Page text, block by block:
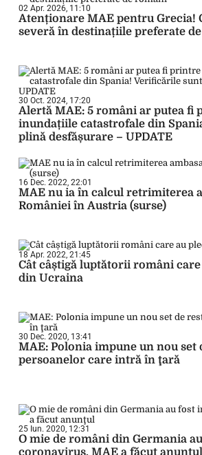
02 Apr. 2026, 11:10
Atenționare MAE pentru Grecia!
severă în destinațiile preferate
30 Oct. 2024, 17:20
Alertă MAE: 5 români ar putea fi
inundațiile catastrofale din
plină desfășurare – UPDATE
16 Dec. 2022, 22:01
MAE nu ia în calcul retrimiterea
României în Austria (surse)
18 Apr. 2022, 21:45
Cât câștigă luptătorii români
din Ucraina
30 Dec. 2020, 13:41
MAE: Polonia impune un nou
persoanelor care intră în ţară
25 Iun. 2020, 12:31
O mie de români din Germania
coronavirus. MAE a făcut anunţul